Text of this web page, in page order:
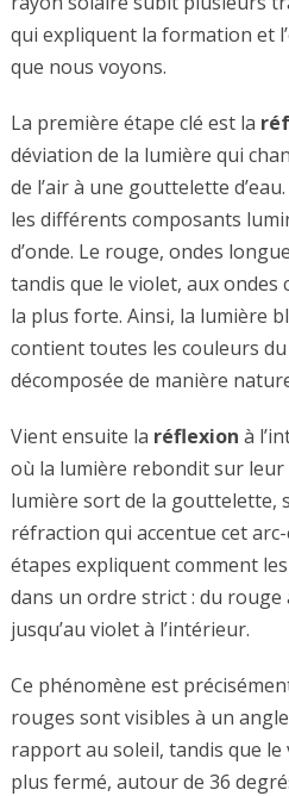
qui expliquent la formation et
que nous voyons.
La première étape clé est la
déviation de la lumière qui
de l’air à une gouttelette
les différents composants
d’onde. Le rouge, ondes
tandis que le violet, aux
la plus forte. Ainsi, la lumière
contient toutes les couleurs
décomposée de manière
Vient ensuite la réflexion à
où la lumière rebondit sur leur
lumière sort de la gouttelette,
réfraction qui accentue cet
étapes expliquent comment
dans un ordre strict : du rouge
jusqu’au violet à l’intérieur.
Ce phénomène est
rouges sont visibles à un
rapport au soleil, tandis que
plus fermé, autour de 36